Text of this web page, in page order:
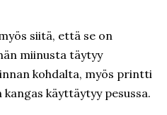
siitä, että se on
miinusta täytyy
kohdalta, myös printti
käyttäytyy pesussa.